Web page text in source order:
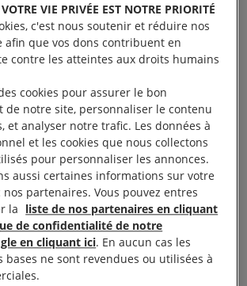
en considération les violations des
causées par la crise climatique
d’expulser des demandeurs
Pourquoi le dérèglement climatique menace-
?
mondial
qu’un État violera ses
VIE PRIVÉE EST NOTRE PRIORITÉ
c'est nous soutenir et réduire nos
afin que vos dons contribuent en
contre les atteintes aux droits humains
cookies pour assurer le bon
de notre site, personnaliser le contenu
et analyser notre trafic. Les données à
et les cookies que nous collectons
pour personnaliser les annonces.
aussi certaines informations sur votre
nos partenaires. Vous pouvez entres
la liste de nos partenaires en cliquant
de confidentialité de notre
en cliquant ici. En aucun cas les
bases ne sont revendues ou utilisées à